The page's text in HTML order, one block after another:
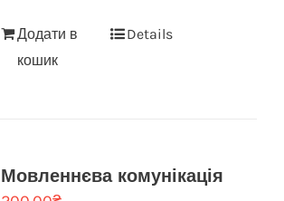
Додати в
кошик
Details
Мовленнєва комунікація